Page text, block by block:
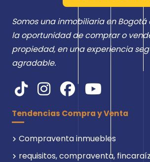
Somos una inmobiliaria en
la oportunidad de comprar o
propiedad, en una experiencia
agradable.
Tendencias Compra y Venta
Compraventa inmuebles
requisitos, compraventa,